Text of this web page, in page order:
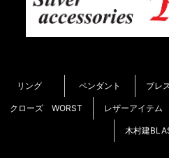
リング ペンダント ブレ
クローズ WORST レザーアイテム
木村建